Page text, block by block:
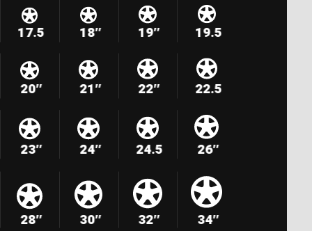
17.5 18″ 19″ 19.5
20″ 21″ 22″ 22.5
23″ 24″ 24.5 26″
28″ 30″ 32″ 34″